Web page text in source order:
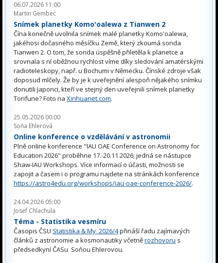
06.07.2026 11:00
Martin Gembec
Snímek planetky Komo'oalewa z Tianwen 2
Čína konečně uvolnila snímek malé planetky Komo'oalewa,
jakéhosi dočasného měsíčku Země, který zkoumá sonda
Tianwen 2. O tom, že sonda úspěšně přiletěla k planetce a
srovnala s ní oběžnou rychlost víme díky sledování amatérskými
radioteleskopy, např. u Bochumi v Německu. Čínské zdroje však
doposud mlčely. Že by je k uveřejnění alespoň nějakého snímku
donutili Japonci, kteří ve stejný den uveřejnili snímek planetky
Torifune? Foto na Xinhuanet.com.
25.05.2026 00:00
Soňa Ehlerová
Online konference o vzdělávání v astronomii
Plně online konference "IAU OAE Conference on Astronomy for
Education 2026" proběhne 17.-20.11.2026; jedná se nástupce
Shaw-IAU Workshops. Více informací o účasti, možnosti se
zapojit a časem i o programu najdete na stránkách konference
https://astro4edu.org/workshops/iau-oae-conference-2026/.
24.04.2026 05:00
Josef Chlachula
Téma - Statistika vesmíru
Časopis ČSU Statistika & My 2026/4přináší řadu zajímavých
článků z astronomie a kosmonautiky včetněrozhovoru s
předsedkyní ČASu Soňou Ehlerovou.